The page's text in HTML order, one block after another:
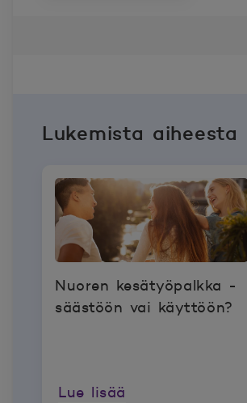
Lukemista aiheesta
Nuoren kesätyöpalkka -
säästöön vai käyttöön?
Lue lisää